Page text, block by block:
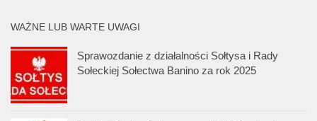
WAŻNE LUB WARTE UWAGI
Sprawozdanie z działalności Sołtysa i Rady
Sołeckiej Sołectwa Banino za rok 2025